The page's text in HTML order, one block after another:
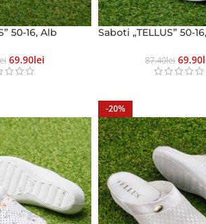
50-16, Alb
69.90Lei
Saboti „TELLUS” 50-
87.40Lei 69.90
-20%